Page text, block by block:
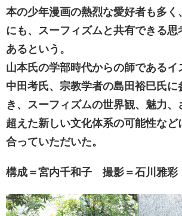
本の少年漫画の熱烈な愛好者も多く
にも、スーフィズムと共有できる思
あるという。
山本氏の学部時代からの師であるイ
中田考氏、宗教学者の島田裕巳氏に
き、スーフィズムの世界観、魅力、
超えた新しい文化体系の可能性など
合っていただいた。
構成＝宮内千和子 撮影＝石川雅彩